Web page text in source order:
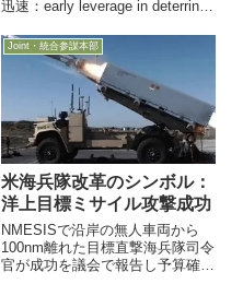
迅速：early leverage in deterring
イデアの空間でもある」と8月15
日、Paparo太平洋軍司令官がハ
ワイで開催さ...
Joint・統合参謀本部
米海兵隊改革のシンボル：
洋上目標ミサイル攻撃成功
NMESISで沿岸の無人車両から
100nm離れた目標直撃海兵隊司令
官が成功を議会で報告し予算確保